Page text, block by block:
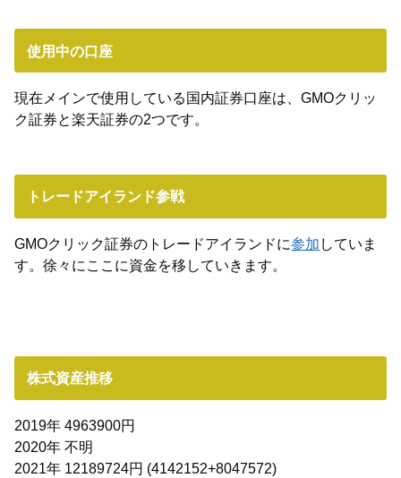
使用中の口座
現在メインで使用している国内証券口座は、GMOクリッ
ク証券と楽天証券の2つです。
トレードアイランド参戦
GMOクリック証券のトレードアイランドに参加 していま
す。徐々にここに資金を移していきます。
株式資産推移
2019年 4963900円
2020年 不明
2021年 12189724円 (4142152+8047572)